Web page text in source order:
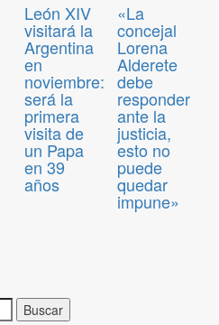
León XIV
visitará la
Argentina
en
noviembre:
será la
primera
visita de
un Papa
en 39
años
«La
concejal
Lorena
Alderete
debe
responder
ante la
justicia,
esto no
puede
quedar
impune»